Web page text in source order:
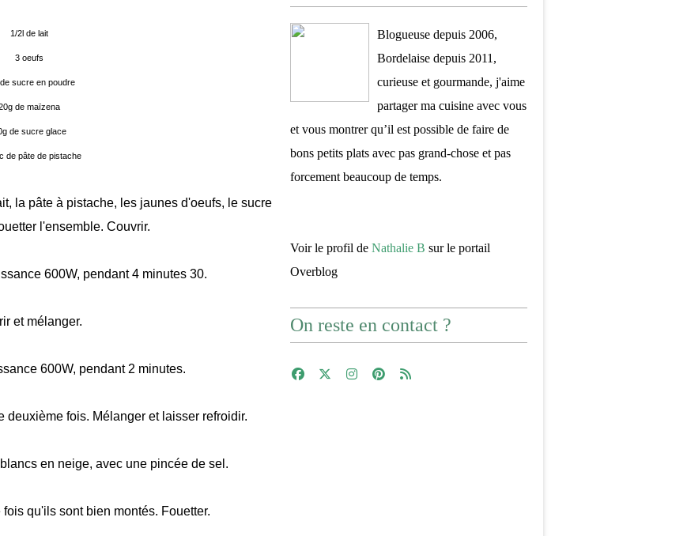
1/2l de lait
3 oeufs
sucre en poudre
de maïzena
de sucre glace
de pâte de pistache
la pâte à pistache, les jaunes d'oeufs, le sucre
l'ensemble. Couvrir.
600W, pendant 4 minutes 30.
et mélanger.
600W, pendant 2 minutes.
deuxième fois. Mélanger et laisser refroidir.
en neige, avec une pincée de sel.
qu'ils sont bien montés. Fouetter.
Blogueuse depuis 2006,
Bordelaise depuis 2011,
curieuse et gourmande, j'aime
partager ma cuisine avec vous
et vous montrer qu’il est possible de faire de
bons petits plats avec pas grand-chose et pas
forcement beaucoup de temps.
Voir le profil de Nathalie B sur le portail
Overblog
On reste en contact ?